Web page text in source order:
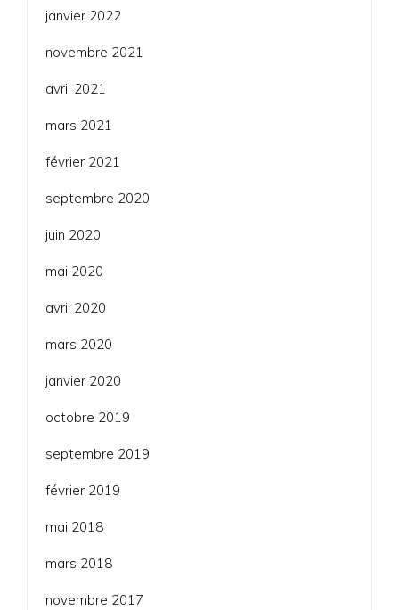
janvier 2022
novembre 2021
avril 2021
mars 2021
février 2021
septembre 2020
juin 2020
mai 2020
avril 2020
mars 2020
janvier 2020
octobre 2019
septembre 2019
février 2019
mai 2018
mars 2018
novembre 2017